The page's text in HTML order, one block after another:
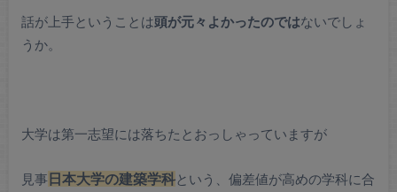
話が上手ということは頭が元々よかったのではないでしょ
うか。
大学は第一志望には落ちたとおっしゃっていますが
見事日本大学の建築学科という、偏差値が高めの学科に合